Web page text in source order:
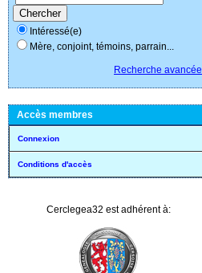
Intéressé(e)
Mère, conjoint, témoins, parrain...
Recherche avancée
Accès membres
Connexion
Conditions d'accès
Cerclegea32 est adhérent à: